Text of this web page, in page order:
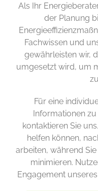
Als Ihr
der Planung
Fachwissen und
gewährleisten wir,
umgesetzt wird, um
Für eine
Informationen
kontaktieren Sie
helfen können,
arbeiten, während
minimieren.
Engagement